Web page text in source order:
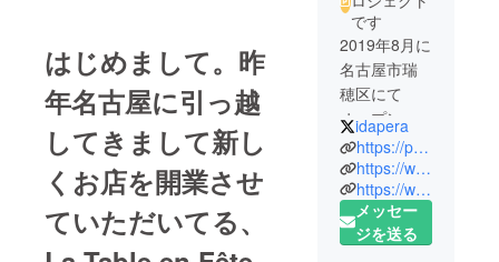
はじめまして。昨
年名古屋に引っ越
してきまして新し
くお店を開業させ
ていただいてる、
です
2019年8月に
名古屋市瑞
穂区にて
オープンし
ました。
土佐の和食
にフレンチ
料理との出
会い。美味
idapera
https://pekoida.wixsite.com/latableenftenakao
https://www.instagram.com/latableenfetenakao/
https://www.facebook.com/La-table-en-f%C3%AAte-NAKAO-462058251255879/
メッセー
ジを送る